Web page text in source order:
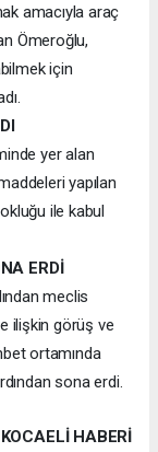
amacıyla araç
Ömeroğlu,
için
yer alan
yapılan
ile kabul
ERDİ
meclis
ilişkin görüş ve
ortamında
sona erdi.
KOCAELI HABERİ